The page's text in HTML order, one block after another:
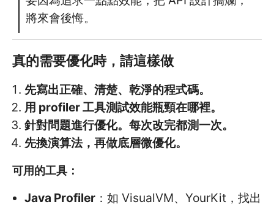
將來會後悔。
真的需要優化時，請這樣做
先寫出正確、清楚、乾淨的程式碼。
用 profiler 工具測試效能瓶頸在哪裡。
針對問題進行優化。每次改完都測一次。
先換演算法，再做底層微優化。
可用的工具：
Java Profiler ：如 VisualVM、YourKit，找出